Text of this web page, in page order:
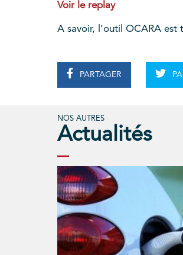
Voir le replay
A savoir, l’outil OCARA
PARTAGER
NOS AUTRES
Actualités